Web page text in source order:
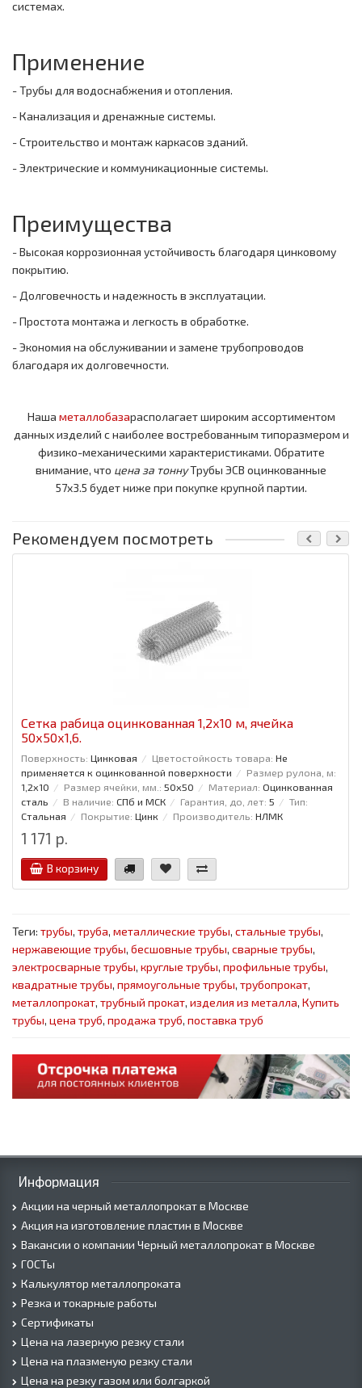
системах.
Применение
- Трубы для водоснабжения и отопления.
- Канализация и дренажные системы.
- Строительство и монтаж каркасов зданий.
- Электрические и коммуникационные системы.
Преимущества
- Высокая коррозионная устойчивость благодаря цинковому
покрытию.
- Долговечность и надежность в эксплуатации.
- Простота монтажа и легкость в обработке.
- Экономия на обслуживании и замене трубопроводов
благодаря их долговечности.
Наша металлобазарасполагает широким ассортиментом
данных изделий с наиболее востребованным типоразмером и
физико-механическими характеристиками. Обратите
внимание, что цена за тоннуТрубы ЭСВ оцинкованные
57x3.5 будет ниже при покупке крупной партии.
Рекомендуем посмотреть
Сетка рабица оцинкованная 1,2x10 м, ячейка
50x50x1,6.
Поверхность: Цинковая Цветостойкость товара: Не
применяется к оцинкованной поверхности
Размер рулона, м:
1,2x10
Размер ячейки, мм.: 50x50 Материал: Оцинкованная
сталь
В наличие: СПб и МСК Гарантия, до, лет: 5
Тип:
Стальная
Покрытие: Цинк Производитель: НЛМК
1 171 р.
В корзину
Теги: трубы, труба, металлические трубы, стальные трубы,
нержавеющие трубы, бесшовные трубы, сварные трубы,
электросварные трубы, круглые трубы, профильные трубы,
квадратные трубы, прямоугольные трубы, трубопрокат,
металлопрокат, трубный прокат, изделия из металла, Купить
трубы, цена труб, продажа труб, поставка труб
Информация
Акции на черный металлопрокат в Москве
Акция на изготовление пластин в Москве
Вакансии о компании Черный металлопрокат в Москве
ГОСТы
Калькулятор металлопроката
Резка и токарные работы
Сертификаты
Цена на лазерную резку стали
Цена на плазменую резку стали
Цена на резку газом или болгаркой